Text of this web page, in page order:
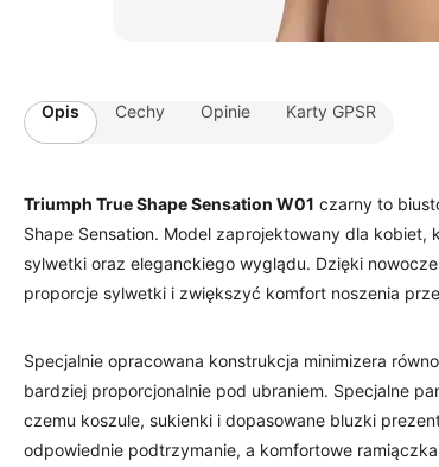
Opis Cechy Opinie Karty GPSR
Triumph True Shape Sensation W01 czarny to
Shape Sensation. Model zaprojektowany dla
sylwetki oraz eleganckiego wyglądu. Dzięki
proporcje sylwetki i zwiększyć komfort noszenia
Specjalnie opracowana konstrukcja minimizera
bardziej proporcjonalnie pod ubraniem. Specjalne
czemu koszule, sukienki i dopasowane bluzki
odpowiednie podtrzymanie, a komfortowe